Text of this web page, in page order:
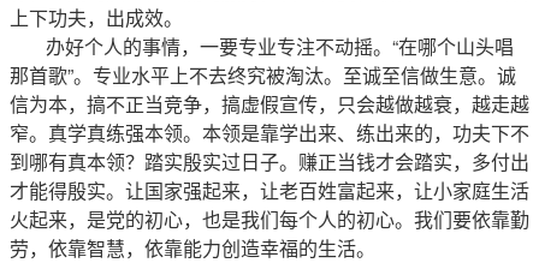
上下功夫，出成效。
办好个人的事情，一要专业专注不动摇。“在哪个山头唱
那首歌”。专业水平上不去终究被淘汰。至诚至信做生意。诚
信为本，搞不正当竞争，搞虚假宣传，只会越做越衰，越走越
窄。真学真练强本领。本领是靠学出来、练出来的，功夫下不
到哪有真本领？踏实殷实过日子。赚正当钱才会踏实，多付出
才能得殷实。让国家强起来，让老百姓富起来，让小家庭生活
火起来，是党的初心，也是我们每个人的初心。我们要依靠勤
劳，依靠智慧，依靠能力创造幸福的生活。